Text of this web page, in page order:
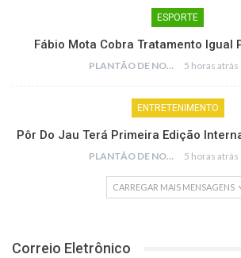
ESPORTE
Fábio Mota Cobra Tratamento Igual
PLANTÃO DE NOTÍCIAS 5 horas atrás
ENTRETENIMENTO
Pôr Do Jau Terá Primeira Edição
PLANTÃO DE NOTÍCIAS 5 horas atrás
CARREGAR MAIS MENSAGENS
Correio Eletrônico